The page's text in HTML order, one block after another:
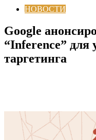
НОВОСТИ
Google
“Inference” для
таргетинга